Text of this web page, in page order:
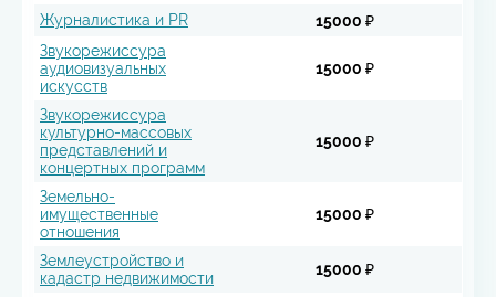
Журналистика и PR
15000 ₽
Звукорежиссура
аудиовизуальных
искусств
15000 ₽
Звукорежиссура
культурно-массовых
представлений и
концертных программ
15000 ₽
Земельно-
имущественные
отношения
15000 ₽
Землеустройство и
кадастр недвижимости
15000 ₽